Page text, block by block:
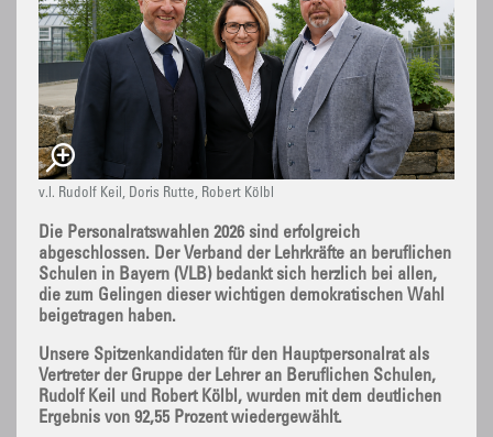
v.l. Rudolf Keil, Doris Rutte, Robert Kölbl
Die Personalratswahlen 2026 sind erfolgreich
abgeschlossen. Der Verband der Lehrkräfte an beruflichen
Schulen in Bayern (VLB) bedankt sich herzlich bei allen,
die zum Gelingen dieser wichtigen demokratischen Wahl
beigetragen haben.
Unsere Spitzenkandidaten für den Hauptpersonalrat als
Vertreter der Gruppe der Lehrer an Beruflichen Schulen,
Rudolf Keil und Robert Kölbl, wurden mit dem deutlichen
Ergebnis von 92,55 Prozent wiedergewählt.